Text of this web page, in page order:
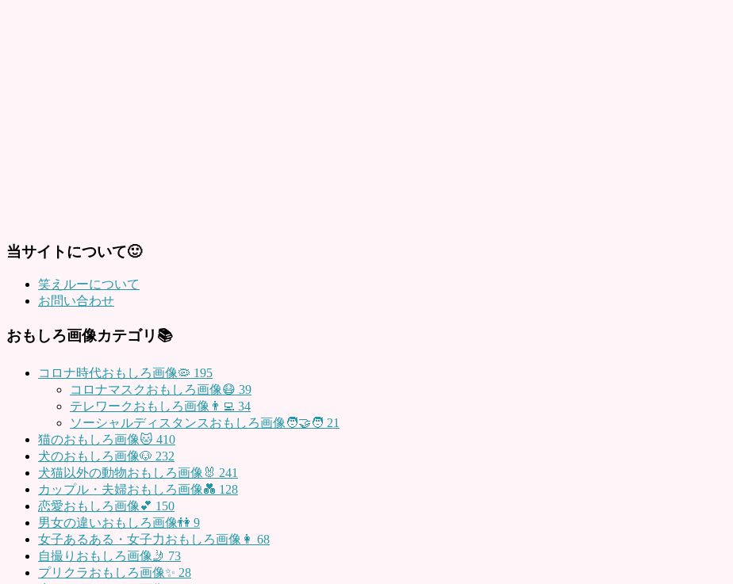
当サイトについて🙂
笑えルーについて
お問い合わせ
おもしろ画像カテゴリ📚
コロナ時代おもしろ画像🦠 195
コロナマスクおもしろ画像😷 39
テレワークおもしろ画像👨‍💻 34
ソーシャルディスタンスおもしろ画像🧑‍🤝‍🧑 21
猫のおもしろ画像🐱 410
犬のおもしろ画像🐶 232
犬猫以外の動物おもしろ画像🐰 241
カップル・夫婦おもしろ画像💑 128
恋愛おもしろ画像💕 150
男女の違いおもしろ画像👫 9
女子あるある・女子力おもしろ画像👩 68
自撮りおもしろ画像🤳 73
プリクラおもしろ画像✨ 28